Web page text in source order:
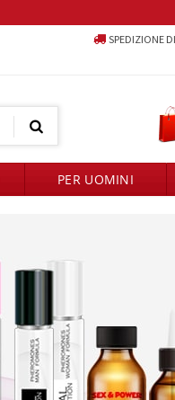
SPEDIZIONE
PER UOMINI